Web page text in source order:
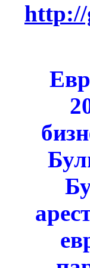
http://